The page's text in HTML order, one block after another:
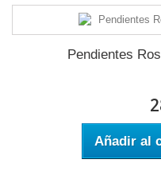
Pendientes
Añadir al